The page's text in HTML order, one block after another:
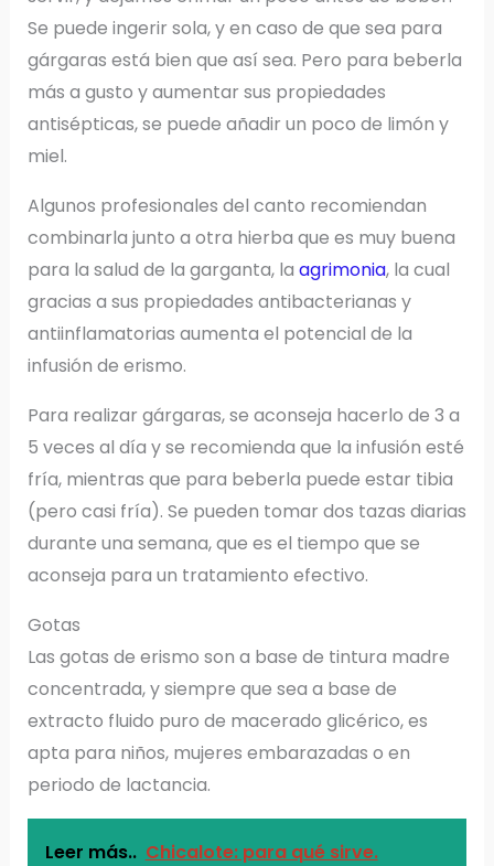
Se puede ingerir sola, y en caso de que sea para
gárgaras está bien que así sea. Pero para beberla
más a gusto y aumentar sus propiedades
antisépticas, se puede añadir un poco de limón y
miel.
Algunos profesionales del canto recomiendan
combinarla junto a otra hierba que es muy buena
para la salud de la garganta, la agrimonia, la cual
gracias a sus propiedades antibacterianas y
antiinflamatorias aumenta el potencial de la
infusión de erismo.
Para realizar gárgaras, se aconseja hacerlo de 3 a
5 veces al día y se recomienda que la infusión esté
fría, mientras que para beberla puede estar tibia
(pero casi fría). Se pueden tomar dos tazas diarias
durante una semana, que es el tiempo que se
aconseja para un tratamiento efectivo.
Gotas
Las gotas de erismo son a base de tintura madre
concentrada, y siempre que sea a base de
extracto fluido puro de macerado glicérico, es
apta para niños, mujeres embarazadas o en
periodo de lactancia.
Leer más.. Chicalote: para qué sirve.